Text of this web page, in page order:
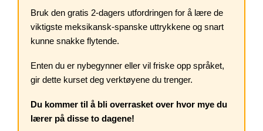
Bruk den gratis 2-dagers utfordringen for å lære de
viktigste meksikansk-spanske uttrykkene og snart
kunne snakke flytende.
Enten du er nybegynner eller vil friske opp språket,
gir dette kurset deg verktøyene du trenger.
Du kommer til å bli overrasket over hvor mye du
lærer på disse to dagene!